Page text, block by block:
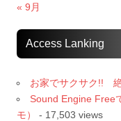
« 9月
Access Lanking
お家でサクサク!!
Sound Engine Free
モ）
- 17,503 views